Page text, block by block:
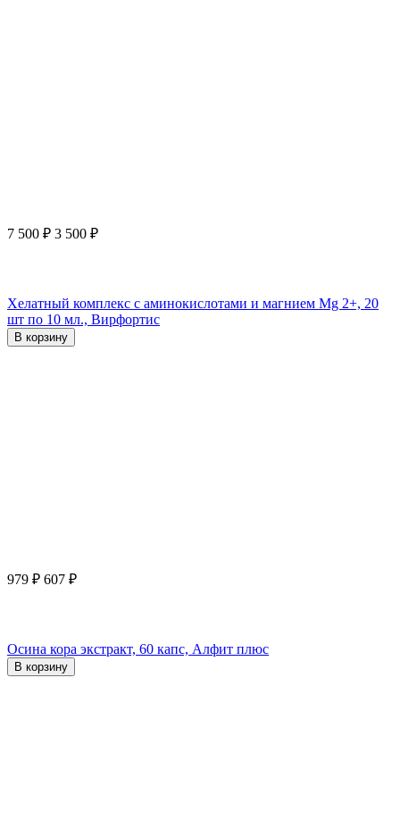
7 500 ₽ 3 500 ₽
Хелатный комплекс с аминокислотами и магнием Mg 2+, 20
шт по 10 мл., Вирфортис
В корзину
979 ₽ 607 ₽
Осина кора экстракт, 60 капс, Алфит плюс
В корзину